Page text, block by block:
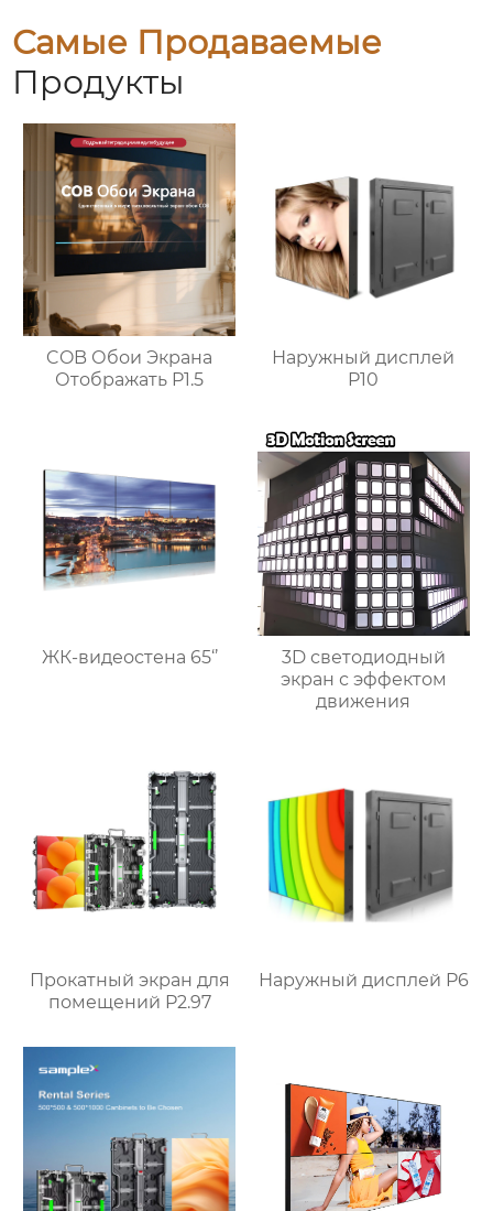
Самые Продаваемые
Продукты
COB Обои Экрана
Отображать P1.5
Наружный дисплей
P10
ЖК-видеостена 65‘’
3D светодиодный
экран с эффектом
движения
Прокатный экран для
помещений P2.97
Наружный дисплей P6